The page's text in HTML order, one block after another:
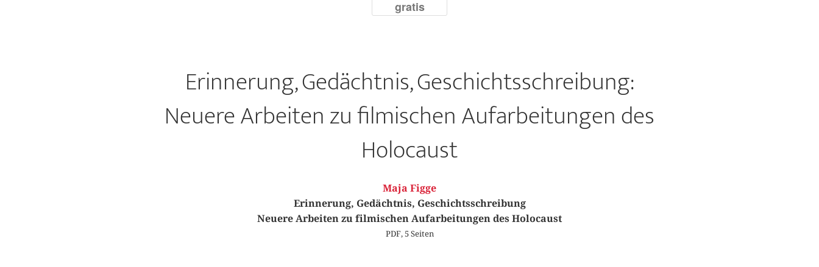
gratis
Erinnerung, Gedächtnis, Geschichtsschreibung:
Neuere Arbeiten zu filmischen Aufarbeitungen des
Holocaust
Maja Figge
Erinnerung, Gedächtnis, Geschichtsschreibung
Neuere Arbeiten zu filmischen Aufarbeitungen des Holocaust
PDF, 5 Seiten